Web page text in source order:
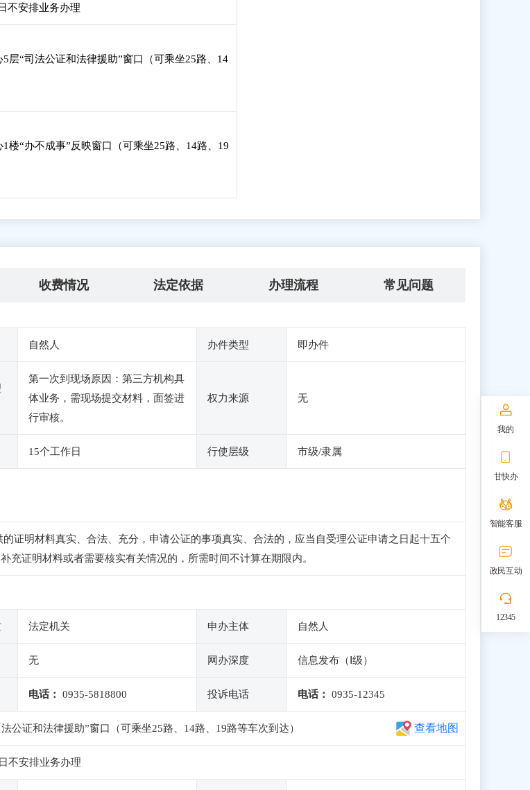
不安排业务办理
层“司法公证和法律援助”窗口（可乘坐25路、14
楼“办不成事”反映窗口（可乘坐25路、14路、19
收费情况 法定依据 办理流程 常见问题
自然人 办件类型 即办件
第一次到现场原因：第三方机构具
体业务，需现场提交材料，面签进
行审核。
权力来源 无
15个工作日 行使层级 市级/隶属
证明材料真实、合法、充分，申请公证的事项真实、合法的，应当自受理公证申请之日起十五个
充证明材料或者需要核实有关情况的，所需时间不计算在期限内。
法定机关 申办主体 自然人
无 网办深度 信息发布（Ⅰ级）
电话： 0935-5818800 投诉电话 电话： 0935-12345
公证和法律援助”窗口（可乘坐25路、14路、19路等车次到达） 查看地图
不安排业务办理
我的
甘快办
智能客服
政民互动
12345